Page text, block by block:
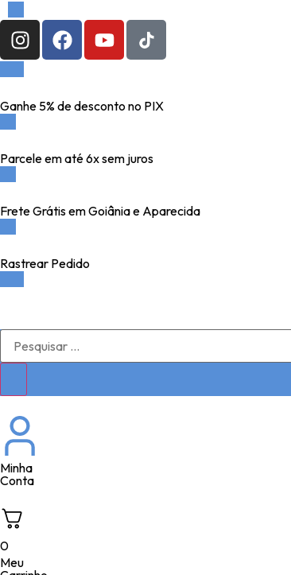
Ganhe 5% de desconto no PIX
Parcele em até 6x sem juros
Frete Grátis em Goiânia e Aparecida
Rastrear Pedido
Minha
Conta
0
Meu